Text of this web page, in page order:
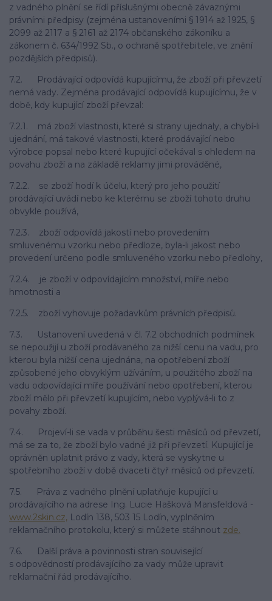
z vadného plnění se řídí příslušnými obecně závaznými
právními předpisy (zejména ustanoveními § 1914 až 1925, §
2099 až 2117 a § 2161 až 2174 občanského zákoníku a
zákonem č. 634/1992 Sb., o ochraně spotřebitele, ve znění
pozdějších předpisů).
7.2. Prodávající odpovídá kupujícímu, že zboží při převzetí
nemá vady. Zejména prodávající odpovídá kupujícímu, že v
době, kdy kupující zboží převzal:
7.2.1. má zboží vlastnosti, které si strany ujednaly, a chybí-li
ujednání, má takové vlastnosti, které prodávající nebo
výrobce popsal nebo které kupující očekával s ohledem na
povahu zboží a na základě reklamy jimi prováděné,
7.2.2. se zboží hodí k účelu, který pro jeho použití
prodávající uvádí nebo ke kterému se zboží tohoto druhu
obvykle používá,
7.2.3. zboží odpovídá jakostí nebo provedením
smluvenému vzorku nebo předloze, byla-li jakost nebo
provedení určeno podle smluveného vzorku nebo předlohy,
7.2.4. je zboží v odpovídajícím množství, míře nebo
hmotnosti a
7.2.5. zboží vyhovuje požadavkům právních předpisů.
7.3. Ustanovení uvedená v čl. 7.2 obchodních podmínek
se nepoužijí u zboží prodávaného za nižší cenu na vadu, pro
kterou byla nižší cena ujednána, na opotřebení zboží
způsobené jeho obvyklým užíváním, u použitého zboží na
vadu odpovídající míře používání nebo opotřebení, kterou
zboží mělo při převzetí kupujícím, nebo vyplývá-li to z
povahy zboží.
7.4. Projeví-li se vada v průběhu šesti měsíců od převzetí,
má se za to, že zboží bylo vadné již při převzetí. Kupující je
oprávněn uplatnit právo z vady, která se vyskytne u
spotřebního zboží v době dvaceti čtyř měsíců od převzetí.
7.5. Práva z vadného plnění uplatňuje kupující u
prodávajícího na adrese Ing. Lucie Hašková Mansfeldová -
www.2skin.cz, Lodín 138, 503 15 Lodín, vyplněním
reklamačního protokolu, který si můžete stáhnout zde.
7.6. Další práva a povinnosti stran související
s odpovědností prodávajícího za vady může upravit
reklamační řád prodávajícího.